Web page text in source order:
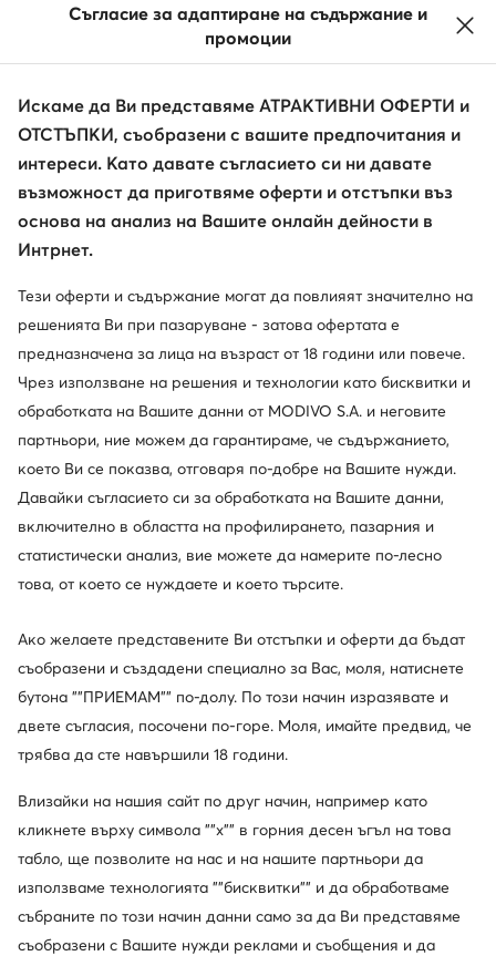
Магазините на обувки.bg се намират в 49 локации в
България и в чужбина, включително в Чехия, Румъния,
както и в Латвия и Словакия. Бъдете още по-близо
до топ марките с obuvki.bg.
Един клуб, предимства на много места.
Промоции само за членовете на клуба, удължен
срок за връщане и много повече. Отключете
MODIVOclub GOLD и получавайте
Използвайте MODIVOclub Научете повече
Отстъпки само
за членовете на клуба
Съгласие за адаптиране на съдържание и
промоции
Искаме да Ви представяме АТРАКТИВНИ ОФЕРТИ и
ОТСТЪПКИ, съобразени с вашите предпочитания и
интереси. Като давате съгласието си ни давате
възможност да приготвяме оферти и отстъпки въз
основа на анализ на Вашите онлайн дейности в
Интрнет.
Тези оферти и съдържание могат да повлияят значително на
решенията Ви при пазаруване - затова офертата е
предназначена за лица на възраст от 18 години или повече.
Чрез използване на решения и технологии като бисквитки и
обработката на Вашите данни от MODIVO S.A. и неговите
партньори, ние можем да гарантираме, че съдържанието,
което Ви се показва, отговаря по-добре на Вашите нужди.
Давайки съгласието си за обработката на Вашите данни,
включително в областта на профилирането, пазарния и
статистически анализ, вие можете да намерите по-лесно
това, от което се нуждаете и което търсите.
Ако желаете представените Ви отстъпки и оферти да бъдат
съобразени и създадени специално за Вас, моля, натиснете
бутона ""ПРИЕМАМ"" по-долу. По този начин изразявате и
двете съгласия, посочени по-горе. Моля, имайте предвид, че
трябва да сте навършили 18 години.
Влизайки на нашия сайт по друг начин, например като
кликнете върху символа ""x"" в горния десен ъгъл на това
табло, ще позволите на нас и на нашите партньори да
използваме технологията ""бисквитки"" и да обработваме
събраните по този начин данни само за да Ви представяме
съобразени с Вашите нужди реклами и съобщения и да